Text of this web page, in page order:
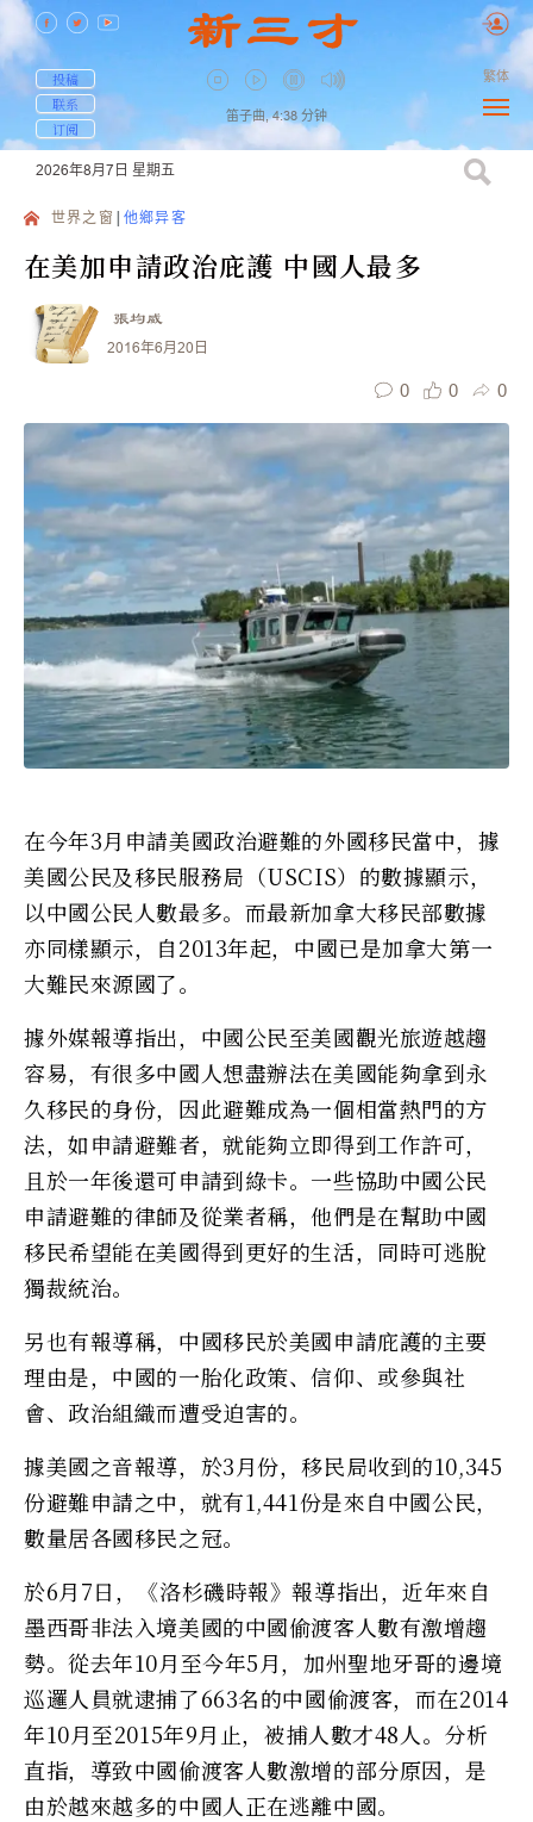
投稿
联系
订阅
笛子曲, 4:38 分钟
繁体
2026年8月7日 星期五
世界之窗 他鄉异客
在美加申請政治庇護 中國人最多
張均威
2016年6月20日
0 0 0
在今年3月申請美國政治避難的外國移民當中，據
美國公民及移民服務局（USCIS）的數據顯示，
以中國公民人數最多。而最新加拿大移民部數據
亦同樣顯示，自2013年起，中國已是加拿大第一
大難民來源國了。
據外媒報導指出，中國公民至美國觀光旅遊越趨
容易，有很多中國人想盡辦法在美國能夠拿到永
久移民的身份，因此避難成為一個相當熱門的方
法，如申請避難者，就能夠立即得到工作許可，
且於一年後還可申請到綠卡。一些協助中國公民
申請避難的律師及從業者稱，他們是在幫助中國
移民希望能在美國得到更好的生活，同時可逃脫
獨裁統治。
另也有報導稱，中國移民於美國申請庇護的主要
理由是，中國的一胎化政策、信仰、或參與社
會、政治組織而遭受迫害的。
據美國之音報導，於3月份，移民局收到的10,345
份避難申請之中，就有1,441份是來自中國公民，
數量居各國移民之冠。
於6月7日，《洛杉磯時報》報導指出，近年來自
墨西哥非法入境美國的中國偷渡客人數有激增趨
勢。從去年10月至今年5月，加州聖地牙哥的邊境
巡邏人員就逮捕了663名的中國偷渡客，而在2014
年10月至2015年9月止，被捕人數才48人。分析
直指，導致中國偷渡客人數激增的部分原因，是
由於越來越多的中國人正在逃離中國。